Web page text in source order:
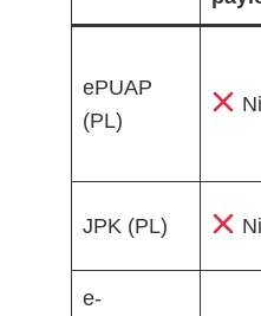
ePUAP
(PL)
JPK (PL)
e-